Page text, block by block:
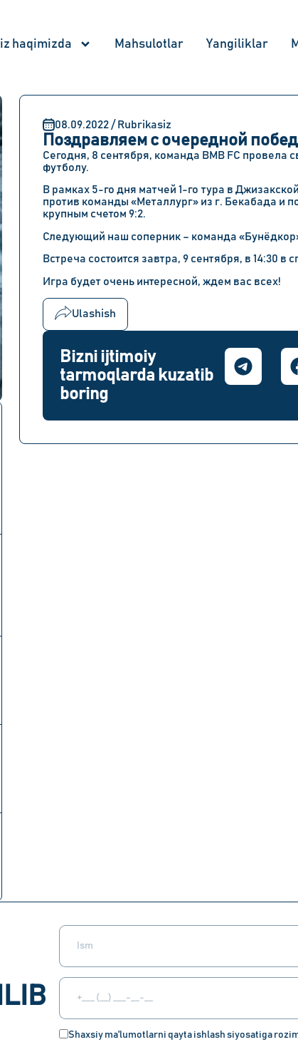
haqimizda Mahsulotlar Yangiliklar
08.09.2022 / Rubrikasiz
Поздравляем с очередной
Сегодня, 8 сентября, команда BMB FC провела
футболу.
В рамках 5-го дня матчей 1-го тура в
против команды «Металлург» из г. Бекабада и
крупным счетом 9:2.
Следующий наш соперник – команда
Встреча состоится завтра, 9 сентября, в 14:30
Игра будет очень интересной, ждем вас всех!
Ulashish
Bizni ijtimoiy
tarmoqlarda kuzatib
boring
Shaxsiy ma'lumotlarni qayta ishlash siyosatiga